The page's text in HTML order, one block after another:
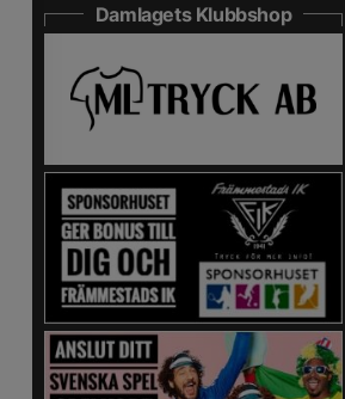
Damlagets Klubbshop